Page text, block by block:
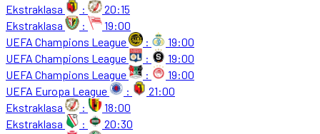
Ekstraklasa
:
20:15
Ekstraklasa
:
19:00
UEFA Champions League
:
19:00
UEFA Champions League
:
19:00
UEFA Champions League
:
19:00
UEFA Europa League
:
21:00
Ekstraklasa
:
18:00
Ekstraklasa
:
20:30